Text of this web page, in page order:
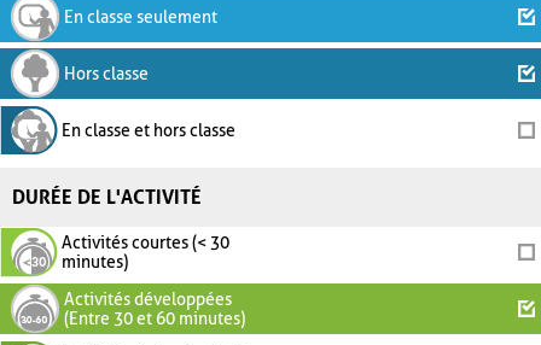
En classe seulement
Hors classe
En classe et hors classe
DURÉE DE L'ACTIVITÉ
Activités courtes (< 30
minutes)
Activités développées
(Entre 30 et 60 minutes)